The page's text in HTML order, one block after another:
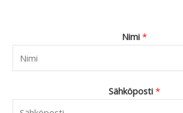
Nimi *
Sähköposti *